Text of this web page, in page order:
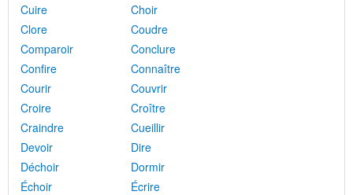
Cuire
Choir
Clore
Coudre
Comparoir
Conclure
Confire
Connaître
Courir
Couvrir
Croire
Croître
Craindre
Cueillir
Devoir
Dire
Déchoir
Dormir
Échoir
Écrire